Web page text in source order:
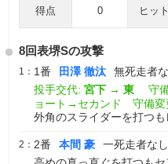
得点 0 ヒット
8回表堺Sの攻撃
1： 1番 田澤 徹汰
無死走者
投手交代: 宮下 → 東 守
ョート→セカンド 守備変
外角のスライダーを打つ
2： 2番 本間 豪
一死走者なし